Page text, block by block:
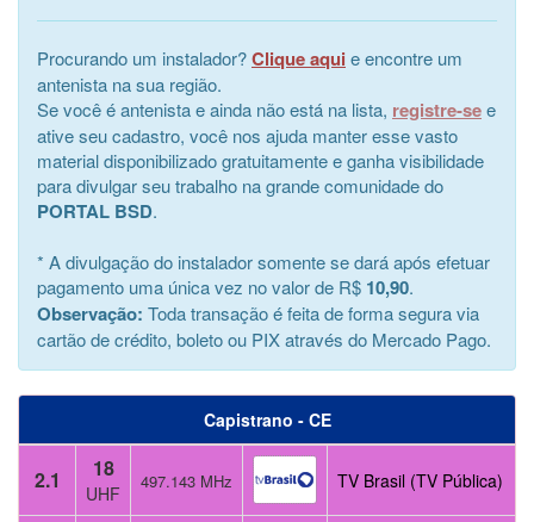
Procurando um instalador?Clique aqui e encontre um
antenista na sua região.
Se você é antenista e ainda não está na lista, registre-see
ative seu cadastro, você nos ajuda manter esse vasto
material disponibilizado gratuitamente e ganha visibilidade
para divulgar seu trabalho na grande comunidade do
PORTAL BSD.
* A divulgação do instalador somente se dará após efetuar
pagamento uma única vez no valor de R$ 10,90.
Observação: Toda transação é feita de forma segura via
cartão de crédito, boleto ou PIX através do Mercado Pago.
Capistrano - CE
2.1 18
UHF
497.143 MHz TV Brasil (TV Pública)